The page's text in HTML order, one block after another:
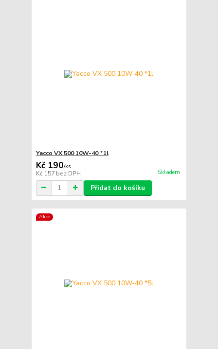
Yacco VX 500 10W-40 *1l
Kč 190/ks
Kč 157 bez DPH Skladem
Přidat do košíku
Akce